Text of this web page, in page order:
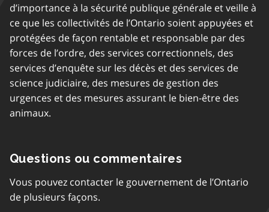
d’importance à la sécurité publique générale et veille à
ce que les collectivités de l’Ontario soient appuyées et
protégées de façon rentable et responsable par des
forces de l’ordre, des services correctionnels, des
services d’enquête sur les décès et des services de
science judiciaire, des mesures de gestion des
urgences et des mesures assurant le bien-être des
animaux.
Questions ou commentaires
Vous pouvez contacter le gouvernement de l’Ontario
de plusieurs façons.